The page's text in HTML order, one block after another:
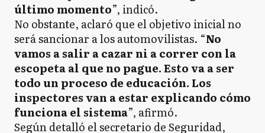
último momento”, indicó.
No obstante, aclaró que el objetivo inicial no
será sancionar a los automovilistas. “No
vamos a salir a cazar ni a correr con la
escopeta al que no pague. Esto va a ser
todo un proceso de educación. Los
inspectores van a estar explicando cómo
funciona el sistema”, afirmó.
Según detalló el secretario de Seguridad,